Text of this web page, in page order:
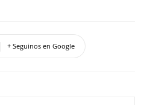
+ Seguinos en Google